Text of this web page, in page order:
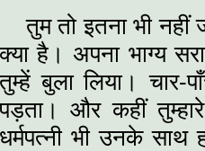
तुम तो इतना भी नहीं
क्या है। अपना भाग्य
तुम्हें बुला लिया। चार-
पड़ता। और कहीं
धर्मपत्नी भी उनके साथ